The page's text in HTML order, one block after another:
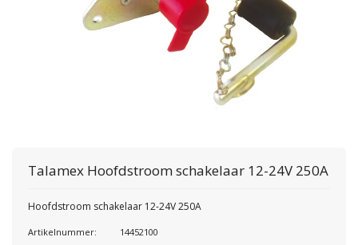
Talamex Hoofdstroom schakelaar 12-24V 250A
Hoofdstroom schakelaar 12-24V 250A
Artikelnummer: 14452100